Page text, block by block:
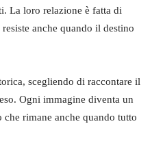
La loro relazione è fatta di
anche quando il destino
scegliendo di raccontare il
Ogni immagine diventa un
rimane anche quando tutto